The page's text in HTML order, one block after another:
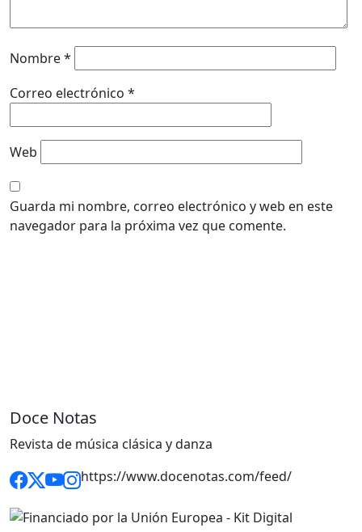
Nombre*
Correo electrónico *
Web
Guarda mi nombre, correo electrónico y web en este
navegador para la próxima vez que comente.
Doce Notas
Revista de música clásica y danza
https://www.docenotas.com/feed/